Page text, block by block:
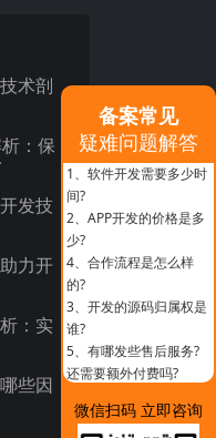
术剖
：保
发技
力开
：实
些因
备案常见
疑难问题解答
1、 软件开发需要多少时
间?
2、 APP开发的价格是多
少?
4、 合作流程是怎么样
的?
3、 开发的源码归属权是
谁?
5、 有哪发些售后服务?
还需要额外付费吗?
微信扫码 立即咨询